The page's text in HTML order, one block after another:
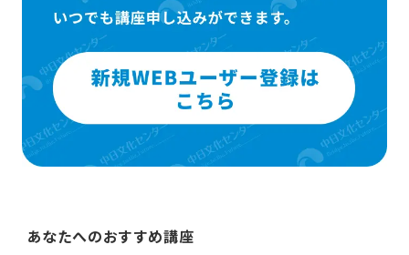
あなたへのおすすめ講座